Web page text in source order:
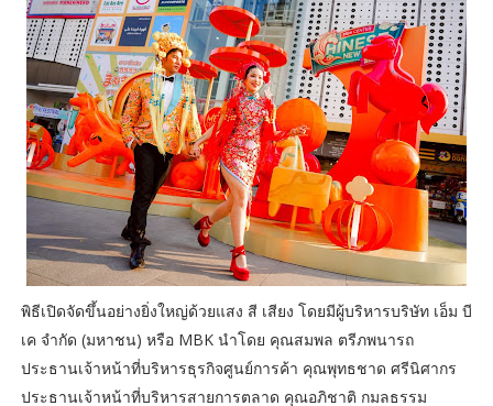
พิธีเปิดจัดขึ้นอย่างยิ่งใหญ่ด้วยแสง สี เสียง โดยมีผู้บริหารบริษัท เอ็ม บี
เค จำกัด (มหาชน) หรือ MBK นำโดย คุณสมพล ตรีภพนารถ
ประธานเจ้าหน้าที่บริหารธุรกิจศูนย์การค้า คุณพุทธชาด ศรีนิศากร
ประธานเจ้าหน้าที่บริหารสายการตลาด คุณอภิชาติ กมลธรรม